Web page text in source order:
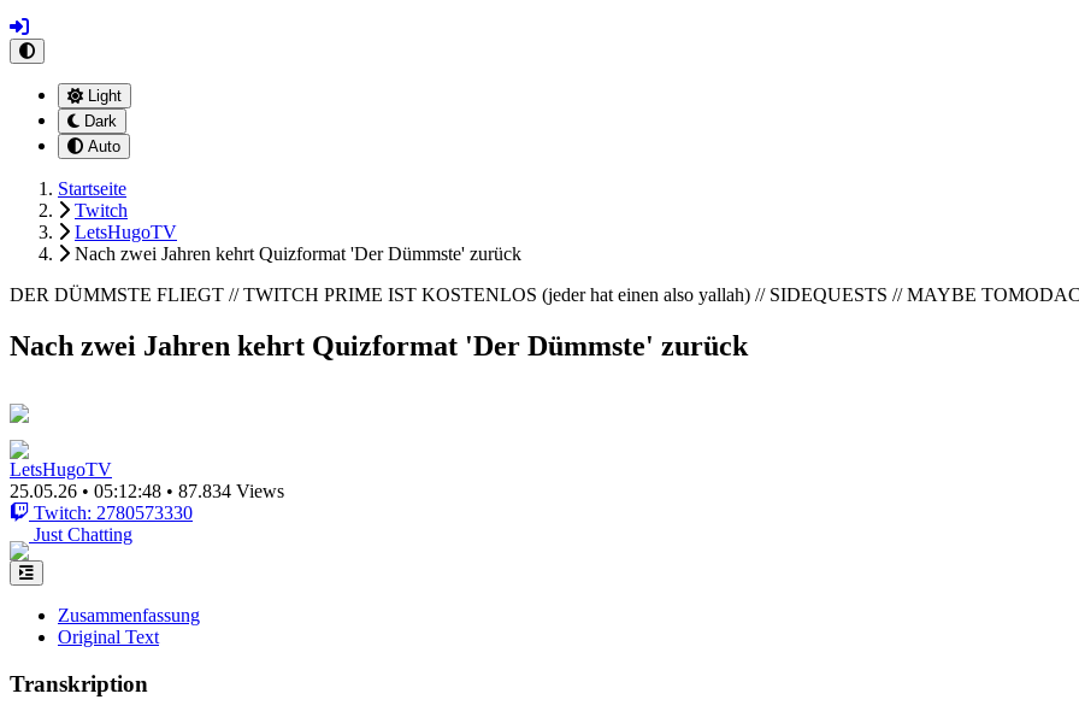
Light
Dark
Auto
Startseite
Twitch
LetsHugoTV
Nach zwei Jahren kehrt Quizformat 'Der Dümmste' zurück
DER DÜMMSTE FLIEGT // TWITCH PRIME IST KOSTENLOS (jeder hat einen also yallah) // SIDEQUESTS // MAYBE
Nach zwei Jahren kehrt Quizformat 'Der Dümmste' zurück
LetsHugoTV
25.05.26 • 05:12:48 • 87.834 Views
Twitch: 2780573330
Just Chatting
Zusammenfassung
Original Text
Transkription